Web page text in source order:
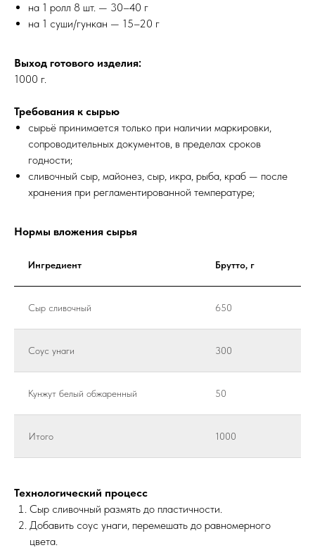
на 1 ролл 8 шт. — 30–40 г
на 1 суши/гункан — 15–20 г
Выход готового изделия:
1000 г.
Требования к сырью
сырьё принимается только при наличии маркировки,
сопроводительных документов, в пределах сроков
годности;
сливочный сыр, майонез, сыр, икра, рыба, краб — после
хранения при регламентированной температуре;
Нормы вложения сырья
Ингредиент Брутто, г
Сыр сливочный 650
Соус унаги 300
Кунжут белый обжаренный 50
Итого 1000
Технологический процесс
Сыр сливочный размять до пластичности.
Добавить соус унаги, перемешать до равномерного
цвета.